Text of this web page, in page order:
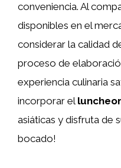
conveniencia. Al
disponibles en el
considerar la calidad
proceso de
experiencia culinaria
incorporar el
asiáticas y disfruta de
bocado!